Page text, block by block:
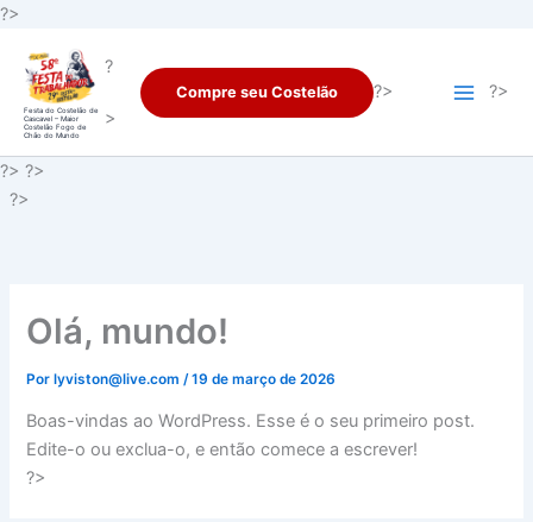
?>
o
conteúdo
Festa do Costelão de
Cascavel – Maior
Costelão Fogo de
Chão do Mundo
?
>
Compre seu Costelão ?> ?>
?> ?>
?>
Olá, mundo!
Porlyviston@live.com /19 de março de 2026
Boas-vindas ao WordPress. Esse é o seu primeiro post.
Edite-o ou exclua-o, e então comece a escrever!
?>